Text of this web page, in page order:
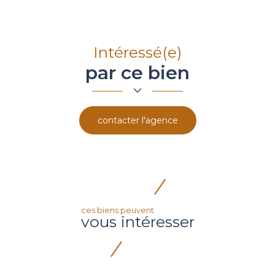
Intéressé(e)
par ce bien
contacter l'agence
ces biens peuvent
vous intéresser